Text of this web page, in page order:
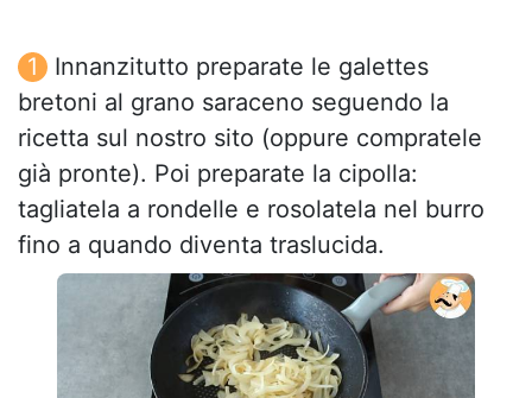
Innanzitutto preparate le galettes
bretoni al grano saraceno seguendo la
ricetta sul nostro sito (oppure compratele
già pronte). Poi preparate la cipolla:
tagliatela a rondelle e rosolatela nel burro
fino a quando diventa traslucida.